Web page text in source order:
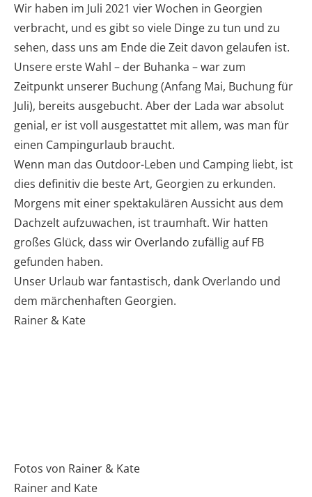
Wir haben im Juli 2021 vier Wochen in Georgien
verbracht, und es gibt so viele Dinge zu tun und zu
sehen, dass uns am Ende die Zeit davon gelaufen ist.
Unsere erste Wahl – der Buhanka – war zum
Zeitpunkt unserer Buchung (Anfang Mai, Buchung für
Juli), bereits ausgebucht. Aber der Lada war absolut
genial, er ist voll ausgestattet mit allem, was man für
einen Campingurlaub braucht.
Wenn man das Outdoor-Leben und Camping liebt, ist
dies definitiv die beste Art, Georgien zu erkunden.
Morgens mit einer spektakulären Aussicht aus dem
Dachzelt aufzuwachen, ist traumhaft. Wir hatten
großes Glück, dass wir Overlando zufällig auf FB
gefunden haben.
Unser Urlaub war fantastisch, dank Overlando und
dem märchenhaften Georgien.
Rainer & Kate
Fotos von Rainer & Kate
Rainer and Kate